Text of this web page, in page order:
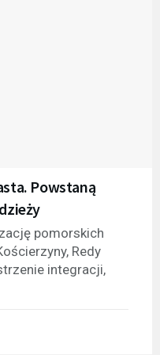
Powstaną
pomorskich
Redy
integracji,